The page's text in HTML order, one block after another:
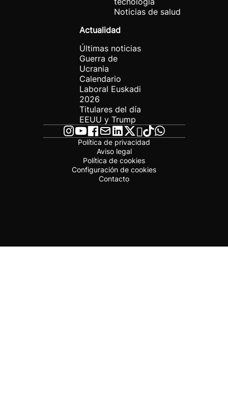
Noticias de salud
Actualidad
Últimas noticias
Guerra de
Ucrania
Calendario
Laboral Euskadi
2026
Titulares del día
EEUU y Trump
Política de privacidad
Aviso legal
Política de cookies
Configuración de cookies
Contacto